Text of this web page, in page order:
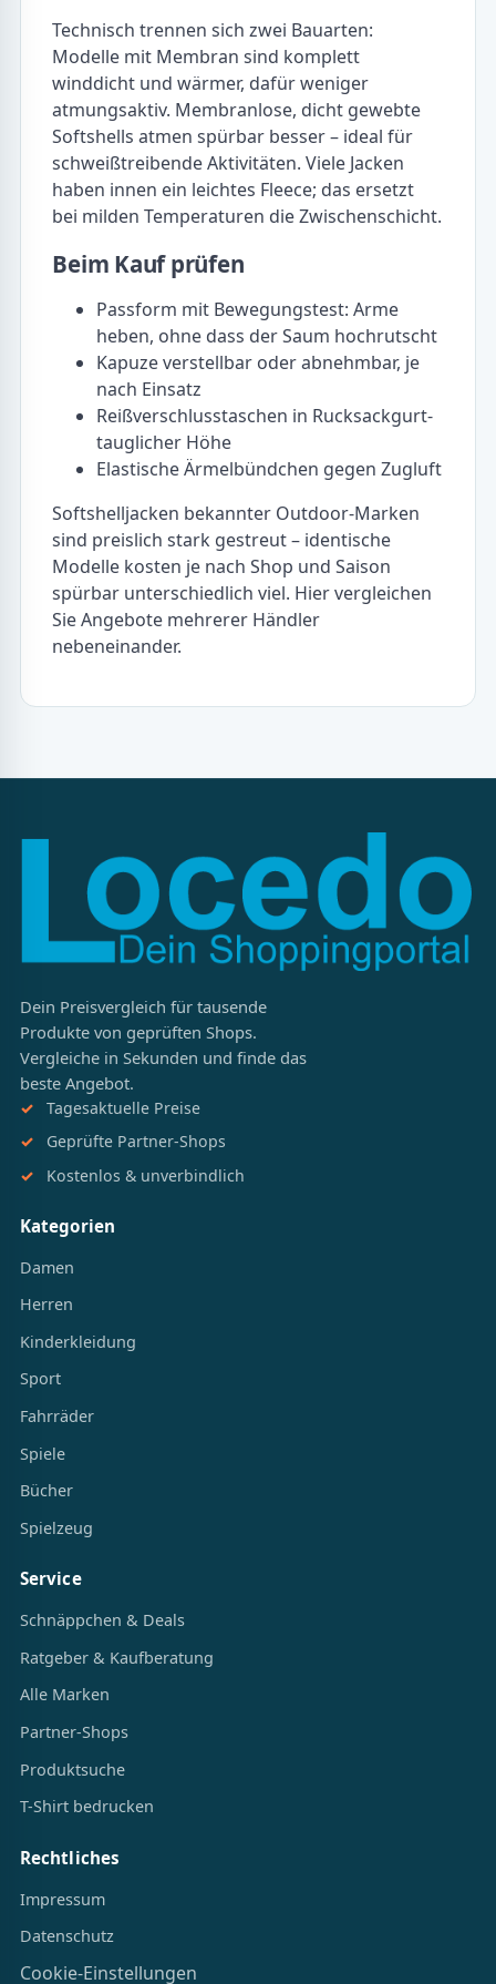
Technisch trennen sich zwei Bauarten:
Modelle mit Membran sind komplett
winddicht und wärmer, dafür weniger
atmungsaktiv. Membranlose, dicht gewebte
Softshells atmen spürbar besser – ideal für
schweißtreibende Aktivitäten. Viele Jacken
haben innen ein leichtes Fleece; das ersetzt
bei milden Temperaturen die Zwischenschicht.
Beim Kauf prüfen
Passform mit Bewegungstest: Arme
heben, ohne dass der Saum hochrutscht
Kapuze verstellbar oder abnehmbar, je
nach Einsatz
Reißverschlusstaschen in Rucksackgurt-
tauglicher Höhe
Elastische Ärmelbündchen gegen Zugluft
Softshelljacken bekannter Outdoor-Marken
sind preislich stark gestreut – identische
Modelle kosten je nach Shop und Saison
spürbar unterschiedlich viel. Hier vergleichen
Sie Angebote mehrerer Händler
nebeneinander.
Dein Preisvergleich für tausende
Produkte von geprüften Shops.
Vergleiche in Sekunden und finde das
beste Angebot.
Tagesaktuelle Preise
Geprüfte Partner-Shops
Kostenlos & unverbindlich
Kategorien
Damen
Herren
Kinderkleidung
Sport
Fahrräder
Spiele
Bücher
Spielzeug
Service
Schnäppchen & Deals
Ratgeber & Kaufberatung
Alle Marken
Partner-Shops
Produktsuche
T-Shirt bedrucken
Rechtliches
Impressum
Datenschutz
Cookie-Einstellungen